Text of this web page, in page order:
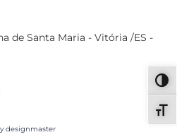
de Santa Maria - Vitória /ES -
designmaster